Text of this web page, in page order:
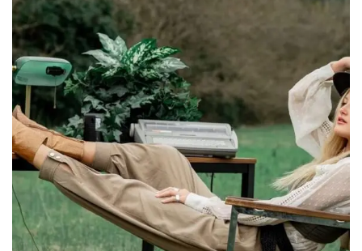
Learn piano or
keyboard from scratch
– Complete piano
course
$68.00